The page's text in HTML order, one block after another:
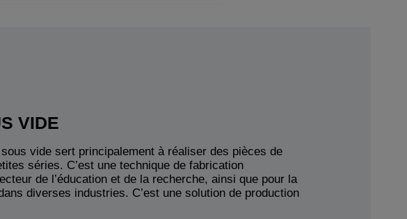
VIDE
vide sert principalement à réaliser des pièces de
séries. C’est une technique de fabrication
de l’éducation et de la recherche, ainsi que pour la
diverses industries. C’est une solution de production